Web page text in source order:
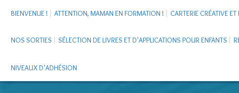
BIENVENUE ! ATTENTION, MAMAN EN FORMATION ! CARTERIE CRÉATIVE ET
NOS SORTIES SÉLECTION DE LIVRES ET D’APPLICATIONS POUR ENFANTS
NIVEAUX D’ADHÉSION